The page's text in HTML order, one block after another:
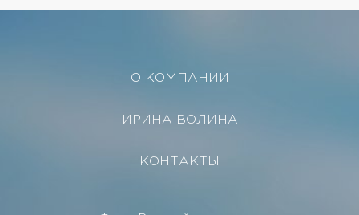
О КОМПАНИИ
ИРИНА ВОЛИНА
КОНТАКТЫ